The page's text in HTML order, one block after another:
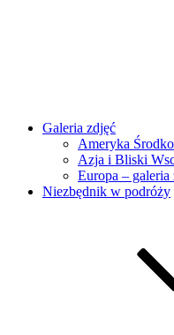
Galeria zdjęć
Ameryka
Azja i Bliski
Europa –
Niezbędnik w podróży